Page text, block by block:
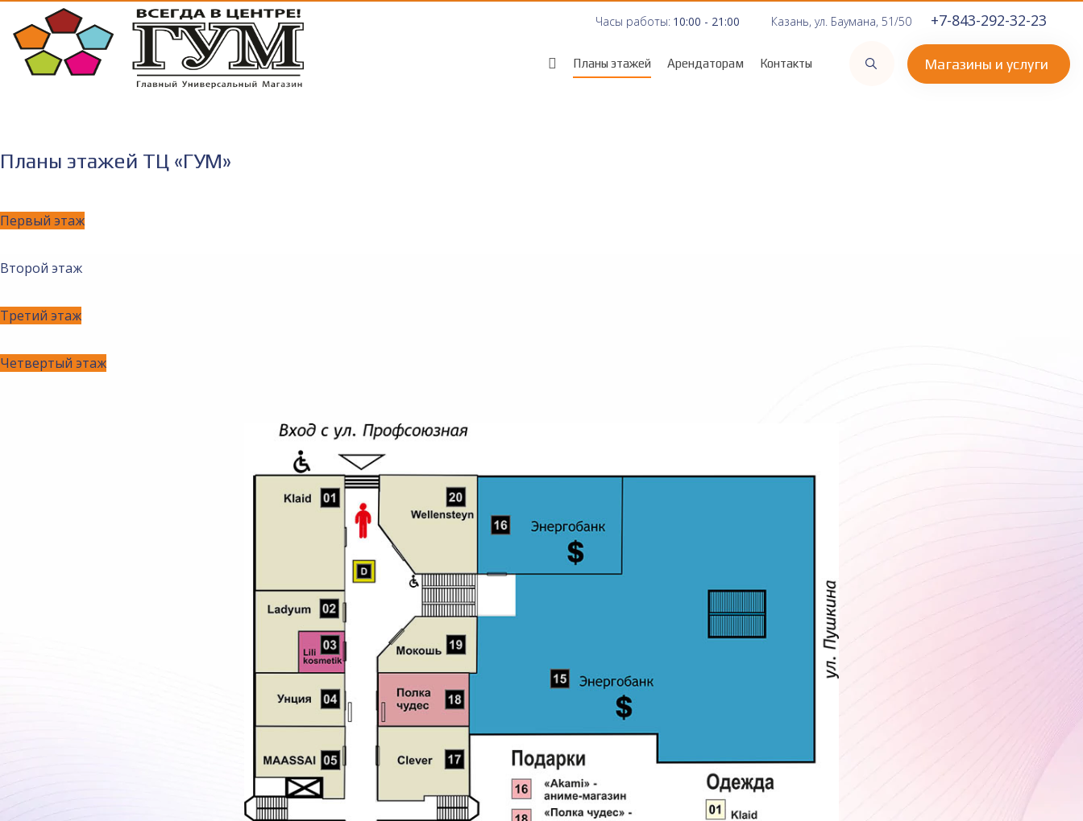
Часы работы: 10:00 - 21:00 Казань, ул. Баумана, 51/50 +7-843-292-32-23
Планы этажей Арендаторам Контакты Магазины и услуги
Планы этажей ТЦ «ГУМ»
Первый этаж
Второй этаж
Третий этаж
Четвертый этаж